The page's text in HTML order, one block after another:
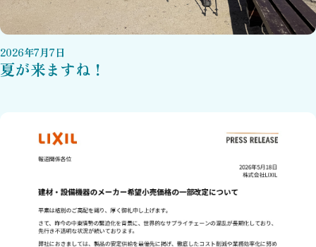
2026年7月7日
夏が来ますね！